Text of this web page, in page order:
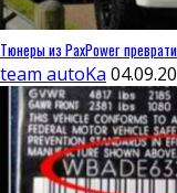
Тюнеры из PaxPower
team autoKa